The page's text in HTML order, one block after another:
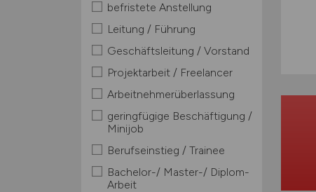
befristete Anstellung
Leitung / Führung
Geschäftsleitung / Vorstand
Projektarbeit / Freelancer
Arbeitnehmerüberlassung
geringfügige Beschäftigung /
Minijob
Berufseinstieg / Trainee
Bachelor-/ Master-/ Diplom-
Arbeit